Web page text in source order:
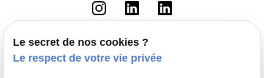
Accueil
Le secret de nos cookies ?
Le respect de votre vie privée